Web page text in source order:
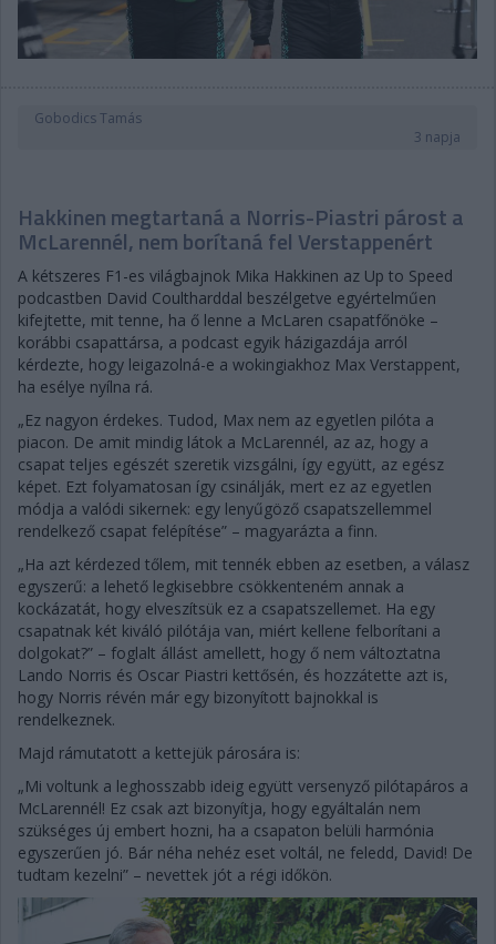
Gobodics Tamás
3 napja
Hakkinen megtartaná a Norris-Piastri párost a
McLarennél, nem borítaná fel Verstappenért
A kétszeres F1-es világbajnok Mika Hakkinen az Up to Speed
podcastben David Coultharddal beszélgetve egyértelműen
kifejtette, mit tenne, ha ő lenne a McLaren csapatfőnöke –
korábbi csapattársa, a podcast egyik házigazdája arról
kérdezte, hogy leigazolná-e a wokingiakhoz Max Verstappent,
ha esélye nyílna rá.
„Ez nagyon érdekes. Tudod, Max nem az egyetlen pilóta a
piacon. De amit mindig látok a McLarennél, az az, hogy a
csapat teljes egészét szeretik vizsgálni, így együtt, az egész
képet. Ezt folyamatosan így csinálják, mert ez az egyetlen
módja a valódi sikernek: egy lenyűgöző csapatszellemmel
rendelkező csapat felépítése” – magyarázta a finn.
„Ha azt kérdezed tőlem, mit tennék ebben az esetben, a válasz
egyszerű: a lehető legkisebbre csökkenteném annak a
kockázatát, hogy elveszítsük ez a csapatszellemet. Ha egy
csapatnak két kiváló pilótája van, miért kellene felborítani a
dolgokat?” – foglalt állást amellett, hogy ő nem változtatna
Lando Norris és Oscar Piastri kettősén, és hozzátette azt is,
hogy Norris révén már egy bizonyított bajnokkal is
rendelkeznek.
Majd rámutatott a kettejük párosára is:
„Mi voltunk a leghosszabb ideig együtt versenyző pilótapáros a
McLarennél! Ez csak azt bizonyítja, hogy egyáltalán nem
szükséges új embert hozni, ha a csapaton belüli harmónia
egyszerűen jó. Bár néha nehéz eset voltál, ne feledd, David! De
tudtam kezelni” – nevettek jót a régi időkön.